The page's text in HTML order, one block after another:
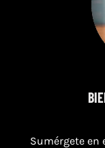
Sumérgete